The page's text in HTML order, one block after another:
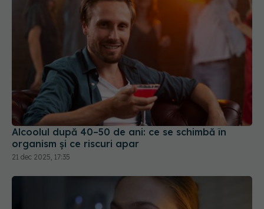
Alcoolul după 40–50 de ani: ce se schimbă în
organism și ce riscuri apar
21 dec 2025, 17:35